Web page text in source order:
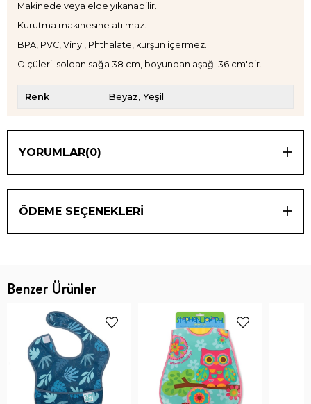
Makinede veya elde yıkanabilir.
Kurutma makinesine atılmaz.
BPA, PVC, Vinyl, Phthalate, kurşun içermez.
Ölçüleri: soldan sağa 38 cm, boyundan aşağı 36 cm'dir.
Renk Beyaz Yeşil
YORUMLAR(0)
ÖDEME SEÇENEKLERI
Benzer Ürünler